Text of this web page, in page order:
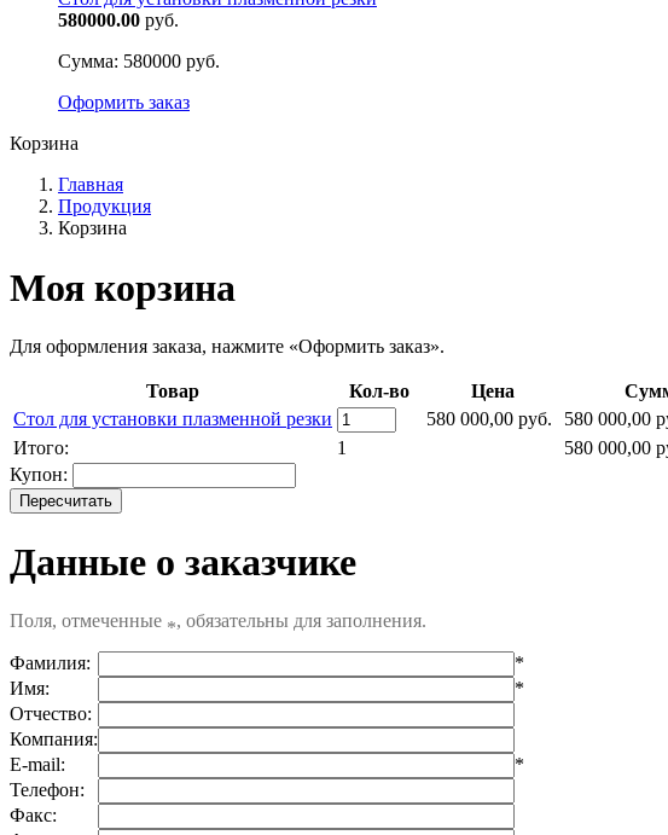
580000.00 руб.
Сумма: 580000 руб.
Оформить заказ
Корзина
Главная
Продукция
Корзина
Моя корзина
Для оформления заказа, нажмите «Оформить заказ».
Товар Кол-во Цена
Стол для установки плазменной резки
580 000,00 руб. 580 000,00
Итого:
1
580 000,00
Купон:
Данные о заказчике
Поля, отмеченные *, обязательны для заполнения.
Фамилия:
*
Имя:
*
Отчество:
Компания:
E-mail:
*
Телефон:
Факс: